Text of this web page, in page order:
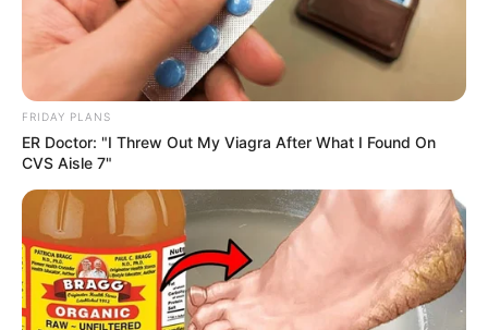
FRIDAY PLANS
ER Doctor: "I Threw Out My Viagra After What I Found On
CVS Aisle 7"